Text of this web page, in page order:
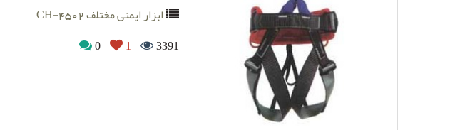
ابزار ایمنی مختلف CH-4502
3391
1
0